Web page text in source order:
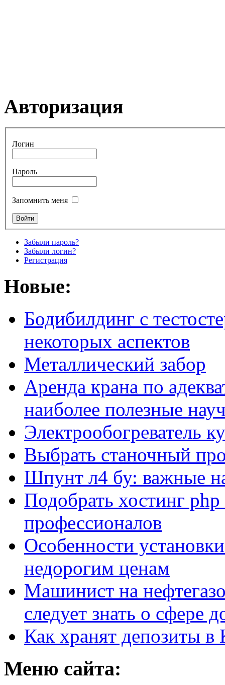
Авторизация
Логин
Пароль
Запомнить меня
Забыли пароль?
Забыли логин?
Регистрация
Новые:
Бодибилдинг с
некоторых аспектов
Металлический забор
Аренда крана по
наиболее полезные
Электрообогреватель
Выбрать станочный
Шпунт л4 бу: важные
Подобрать хостинг
профессионалов
Особенности
недорогим ценам
Машинист на
следует знать о сфере
Как хранят депозиты в
Меню сайта: